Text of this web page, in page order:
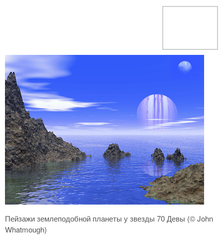
Пейзажи землеподобной планеты у звезды 70 Девы (© John
Whatmough)